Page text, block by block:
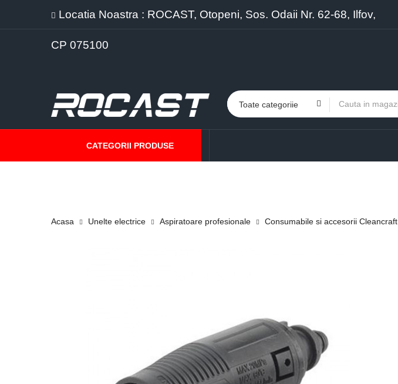
Locatia Noastra : ROCAST, Otopeni, Sos. Odaii Nr. 62-68, Ilfov,
CP 075100
CATEGORII PRODUSE
Acasa Unelte electrice Aspiratoare profesionale Consumabile si accesorii Cleancraft